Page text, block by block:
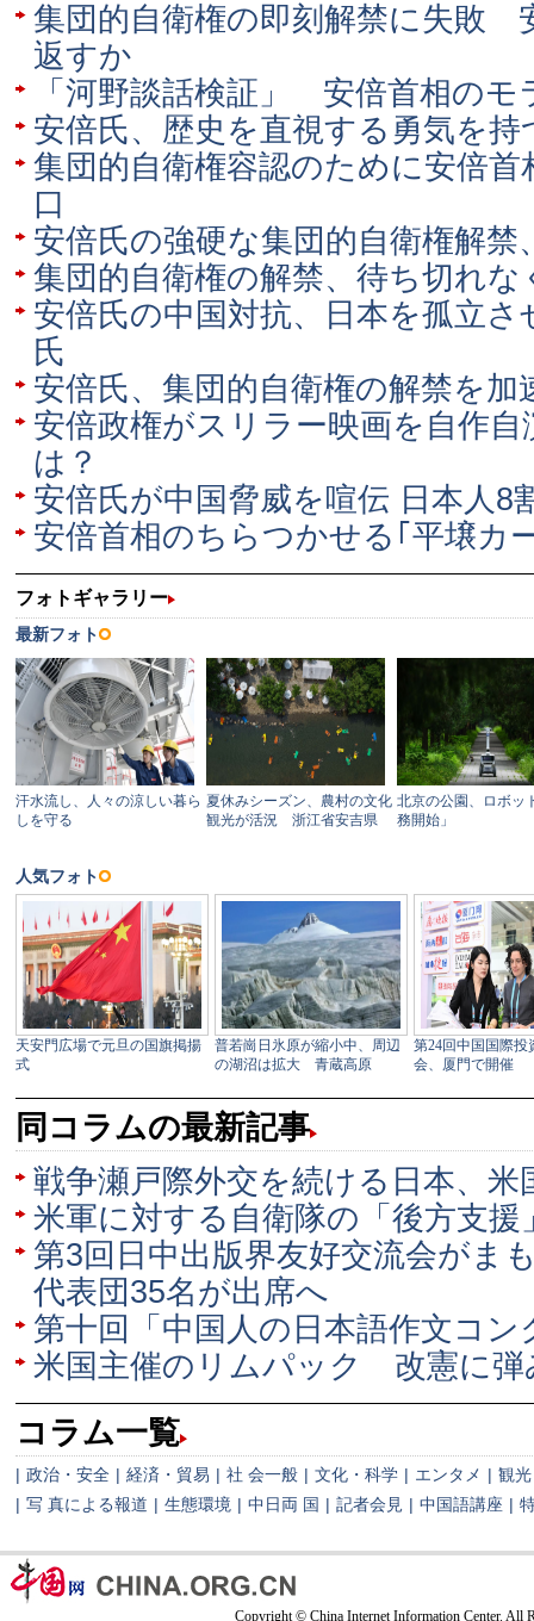
集団的自衛権の即刻解禁に失敗
返すか
「河野談話検証」 安倍首相のモ
安倍氏、歴史を直視する勇気を
集団的自衛権容認のために安倍
口
安倍氏の強硬な集団的自衛権解禁
集団的自衛権の解禁、待ち切れ
安倍氏の中国対抗、日本を孤立
氏
安倍氏、集団的自衛権の解禁を加
安倍政権がスリラー映画を自作
は？
安倍氏が中国脅威を喧伝 日本人8
安倍首相のちらつかせる｢平壌カ
同コラムの最新記事
戦争瀬戸際外交を続ける日本、米
米軍に対する自衛隊の「後方支援
第3回日中出版界友好交流会がま
代表団35名が出席へ
第十回「中国人の日本語作文コン
米国主催のリムパック 改憲に弾
コラム一覧
| 政治・安全 | 経済・貿易 | 社 会一般 | 文化・科学 | エンタメ | 観光
| 写 真による報道 | 生態環境 | 中日両 国 | 記者会見 | 中国語講座 |